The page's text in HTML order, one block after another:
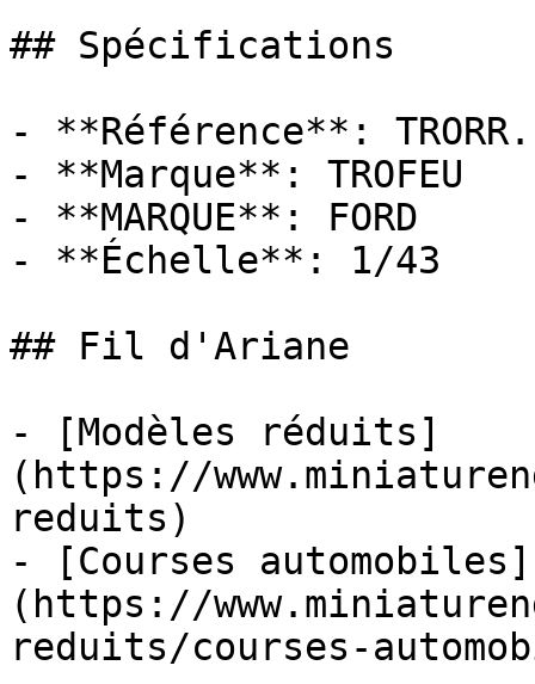
## Spécifications
- **Référence**:
- **Marque**: TROFEU
- **MARQUE**: FORD
- **Échelle**: 1/43
## Fil d'Ariane
- [Modèles réduits]
(https://
reduits)
- [Courses automobiles]
(https://
reduits/courses-